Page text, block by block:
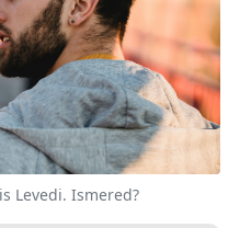
Levedi. Ismered?